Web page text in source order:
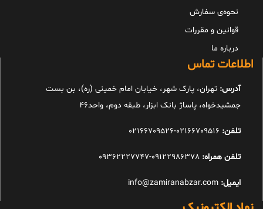
نحوه‌ی سفارش
قوانین و مقررات
درباره ما
اطلاعات تماس
آدرس: تهران، پارک شهر، خیابان امام خمینی (ره)، بن بست
جمشیدخواه، پاساژ بانک ابزار، طبقه دوم، واحد46
تلفن:
تلفن همراه: 09122986378-09362227747
ایمیل: